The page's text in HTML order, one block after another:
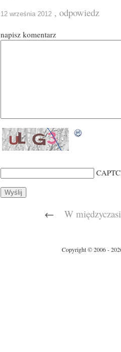
12 września 2012 , odpowiedz
napisz komentarz
← W
Copyright © 2006 -